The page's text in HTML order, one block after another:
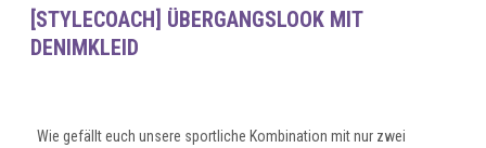
[STYLECOACH] ÜBERGANGSLOOK MIT
DENIMKLEID
Wie gefällt euch unsere sportliche Kombination mit nur zwei